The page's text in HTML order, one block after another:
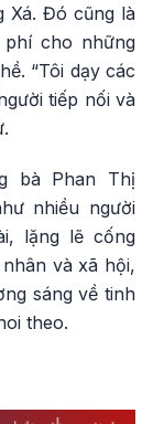
Xá. Đó cũng là
cho những
“Tôi dạy các
tiếp nối và
bà Phan Thị
nhiều người
lặng lẽ cống
và xã hội,
sáng về tinh
theo.